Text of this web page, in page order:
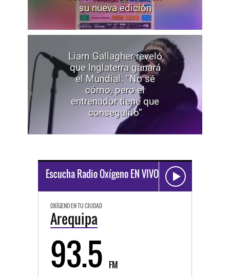
su nueva edición
Liam Gallagher reveló
que Inglaterra ganará
el Mundial: “No sé
cómo, pero el
entrenador tiene que
conseguirlo”
Escucha Radio Oxígeno EN VIVO
OXÍGENO EN TU CIUDAD
Arequipa
93.5 FM